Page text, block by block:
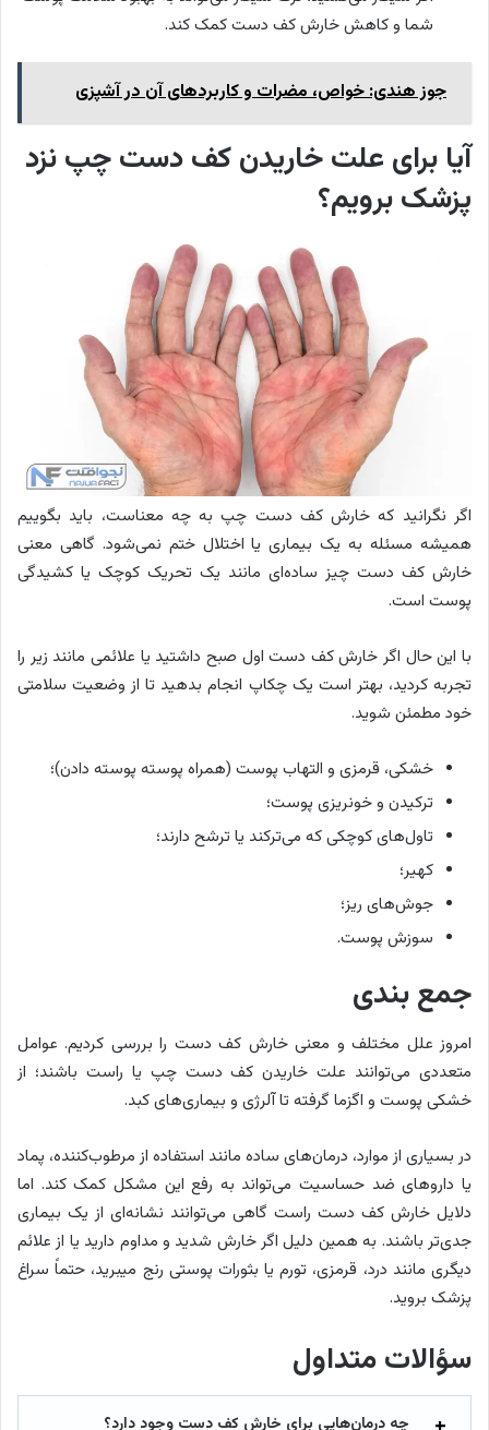
شما و کاهش خارش کف دست کمک کند.
جوز هندی: خواص، مضرات و کاربردهای آن در آشپزی
آیا برای علت خاریدن کف دست چپ نزد
پزشک برویم؟
اگر نگرانید که خارش کف دست چپ به چه معناست، باید بگوییم
همیشه مسئله به یک بیماری یا اختلال ختم نمی‌شود. گاهی معنی
خارش کف دست چیز ساده‌ای مانند یک تحریک کوچک یا کشیدگی
پوست است.
با این حال اگر خارش کف دست اول صبح داشتید یا علائمی مانند زیر را
تجربه کردید، بهتر است یک چکاپ انجام بدهید تا از وضعیت سلامتی
خود مطمئن شوید.
خشکی، قرمزی و التهاب پوست (همراه پوسته پوسته دادن)؛
ترکیدن و خونریزی پوست؛
تاول‌های کوچکی که می‌ترکند یا ترشح دارند؛
کهیر؛
جوش‌های ریز؛
سوزش پوست.
جمع بندی
امروز علل مختلف و معنی خارش کف دست را بررسی کردیم. عوامل
متعددی می‌توانند علت خاریدن کف دست چپ یا راست باشند؛ از
خشکی پوست و اگزما گرفته تا آلرژی و بیماری‌های کبد.
در بسیاری از موارد، درمان‌های ساده مانند استفاده از مرطوب‌کننده، پماد
یا داروهای ضد حساسیت می‌تواند به رفع این مشکل کمک کند. اما
دلایل خارش کف دست راست گاهی می‌توانند نشانه‌ای از یک بیماری
جدی‌تر باشند. به همین دلیل اگر خارش شدید و مداوم دارید یا از علائم
دیگری مانند درد، قرمزی، تورم یا بثورات پوستی رنج می‎برید، حتماً سراغ
پزشک بروید.
سؤالات متداول
چه درمان‌هایی برای خارش کف دست وجود دارد؟